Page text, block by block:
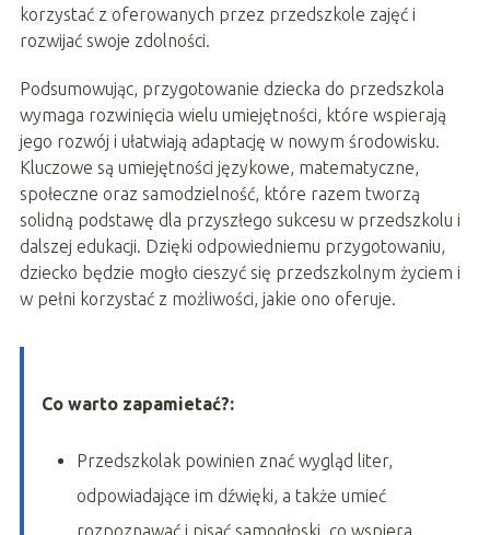
korzystać z oferowanych przez przedszkole zajęć i
rozwijać swoje zdolności.
Podsumowując, przygotowanie dziecka do przedszkola
wymaga rozwinięcia wielu umiejętności, które wspierają
jego rozwój i ułatwiają adaptację w nowym środowisku.
Kluczowe są umiejętności językowe, matematyczne,
społeczne oraz samodzielność, które razem tworzą
solidną podstawę dla przyszłego sukcesu w przedszkolu i
dalszej edukacji. Dzięki odpowiedniemu przygotowaniu,
dziecko będzie mogło cieszyć się przedszkolnym życiem i
w pełni korzystać z możliwości, jakie ono oferuje.
Co warto zapamietać?:
Przedszkolak powinien znać wygląd liter,
odpowiadające im dźwięki, a także umieć
rozpoznawać i pisać samogłoski, co wspiera